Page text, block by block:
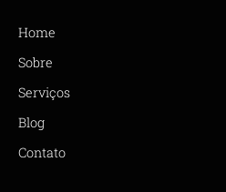
Home
Sobre
Serviços
Blog
Contato